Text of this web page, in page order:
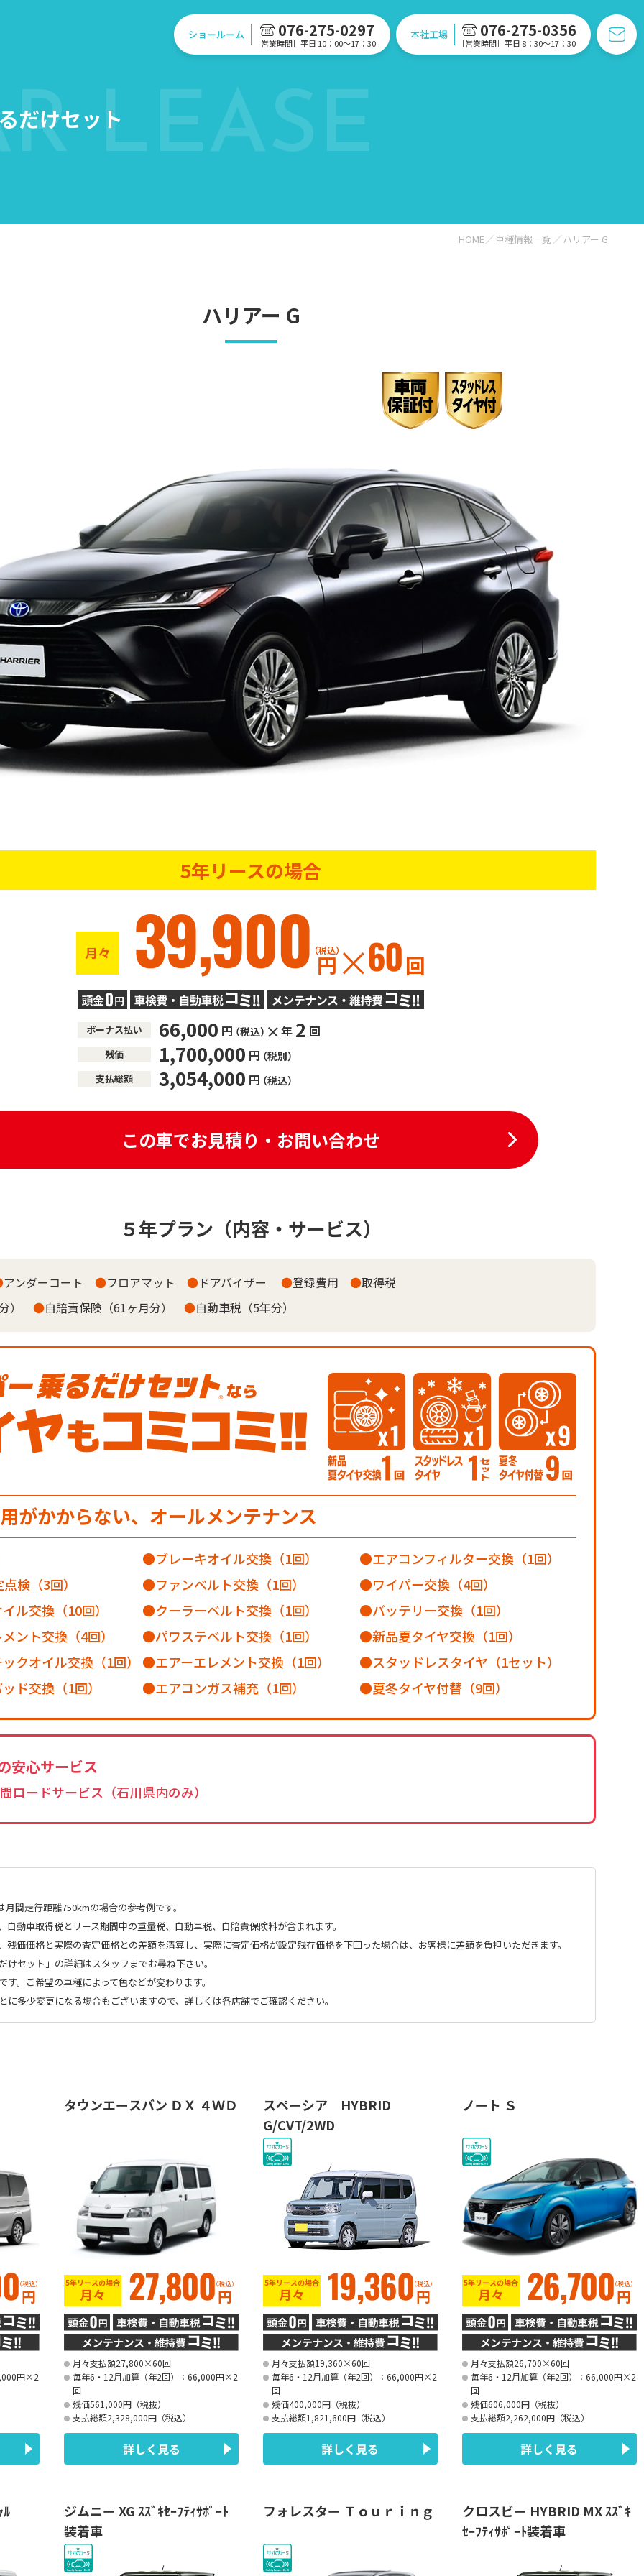
ショールーム 076-275-0297
［営業時間］平日 10：00〜17：30
本社工場 076-275-0356
［営業時間］平日 8：30〜17：30
LEASE
だけセット
HOME 車種情報一覧 ハリアー G
ハリアー G
5年リースの場合
月々 39,900 円
（税込） 60回
ボーナス払い 66,000 円（税込） 年 2 回
残価 1,700,000 円（税別）
支払総額 3,054,000 円（税込）
この車でお見積り・お問い合わせ
５年プラン （内容・サービス）
アンダーコート ●フロアマット ●ドアバイザー ●登録費用 ●取得税
） ●自賠責保険（61ヶ月分） ●自動車税（5年分）
がかからない、オールメンテナンス
ブレーキオイル交換（1回）
エアコンフィルター交換（1回）
検（3回）
ファンベルト交換（1回）
ワイパー交換（4回）
ル交換（10回）
クーラーベルト交換（1回）
バッテリー交換（1回）
ント交換（4回）
パワステベルト交換（1回）
新品夏タイヤ交換（1回）
クオイル交換（1回）
エアーエレメント交換（1回）
スタッドレスタイヤ（1セット）
ド交換（1回）
エアコンガス補充（1回） 夏冬タイヤ付替（9回）
安心サービス
ロードサービス（石川県内のみ）
月間走行距離750kmの場合の参考例です。
自動車取得税とリース期間中の重量税、自動車税、自賠責保険料が含まれます。
残価価格と実際の査定価格との差額を清算し、実際に査定価格が設定残存価格を下回った場合は、お客様に差額を負担いただきます。
けセット」の詳細はスタッフまでお尋ね下さい。
す。ご希望の車種によって色などが変わります。
に多少変更になる場合もございますので、詳しくは各店舗でご確認ください。
円
（税込）
円×2
タウンエースバン ＤＸ ４ＷＤ
5年リースの場合
月々 27,800円
（税込）
月々支払額27,800×60回
毎年6・12月加算（年2回）：66,000円×2
回
残価561,000円（税抜）
支払総額2,328,000円（税込）
詳しく見る
スペーシア HYBRID
G/CVT/2WD
5年リースの場合
月々 19,360円
（税込）
月々支払額19,360×60回
毎年6・12月加算（年2回）：66,000円×2
回
残価400,000円（税抜）
支払総額1,821,600円（税込）
詳しく見る
ノート Ｓ
5年リースの場合
月々 26,700円
（税込）
月々支払額26,700×60回
毎年6・12月加算（年2回）：66,000円×2
回
残価606,000円（税抜）
支払総額2,262,000円（税込）
詳しく見る
ジムニー XG ｽｽﾞｷｾｰﾌﾃｨｻﾎﾟｰﾄ
装着車
フォレスター Ｔｏｕｒｉｎｇ
クロスビー HYBRID MX ｽｽﾞｷ
ｾｰﾌﾃｨｻﾎﾟｰﾄ装着車